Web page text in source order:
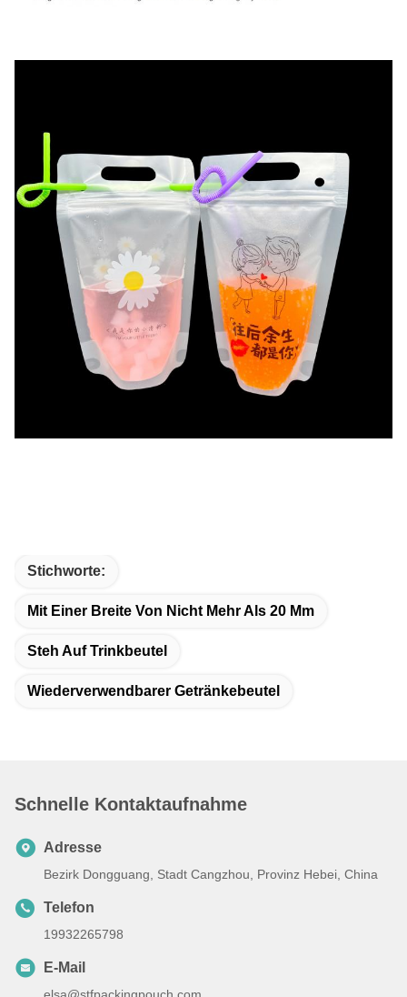
Stichworte:
Mit Einer Breite Von Nicht Mehr Als 20 Mm
Steh Auf Trinkbeutel
Wiederverwendbarer Getränkebeutel
Schnelle Kontaktaufnahme
Adresse
Bezirk Dongguang, Stadt Cangzhou, Provinz Hebei, China
Telefon
19932265798
E-Mail